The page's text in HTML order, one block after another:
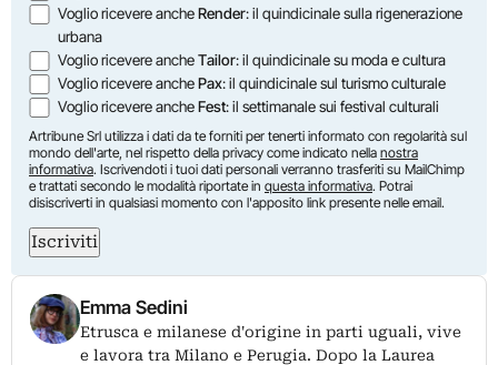
Voglio ricevere ancheRender: il quindicinale sulla rigenerazione
urbana
Voglio ricevere ancheTailor: il quindicinale su moda e cultura
Voglio ricevere anchePax: il quindicinale sul turismo culturale
Voglio ricevere ancheFest: il settimanale sui festival culturali
Artribune Srl utilizza i dati da te forniti per tenerti informato con regolarità sul
mondo dell'arte, nel rispetto della privacy come indicato nella nostra
informativa. Iscrivendoti i tuoi dati personali verranno trasferiti su MailChimp
e trattati secondo le modalità riportate in questa informativa. Potrai
disiscriverti in qualsiasi momento con l'apposito link presente nelle email.
Iscriviti
Emma Sedini
Etrusca e milanese d'origine in parti uguali, vive
e lavora tra Milano e Perugia. Dopo la Laurea